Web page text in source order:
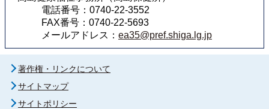
電話番号：0740-22-3552
FAX番号：0740-22-5693
メールアドレス： ea35@pref.shiga.lg.jp
著作権・リンクについて
サイトマップ
サイトポリシー